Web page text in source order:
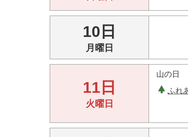
10日
月曜日
11日
火曜日
山の日
ふれ